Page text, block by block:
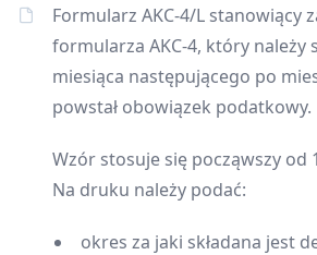
Formularz AKC-4/L stanowiący
formularza AKC-4, który należy
miesiąca następującego po
powstał obowiązek podatkowy.
Wzór stosuje się począwszy od
Na druku należy podać:
okres za jaki składana jest